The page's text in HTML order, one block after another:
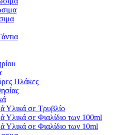
Πλάκες
Υλικά σε Τρυβλίο
Υλικά σε Φιαλίδιο των 100ml
Υλικά σε Φιαλίδιο των 10ml